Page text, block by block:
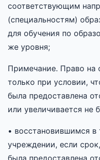
соответствующим
(специальностям)
для обучения по
же уровня;
Примечание. Право на
только при условии,
была предоставлена
или увеличивается не
• восстановившимся
учреждении, если
была предоставлена